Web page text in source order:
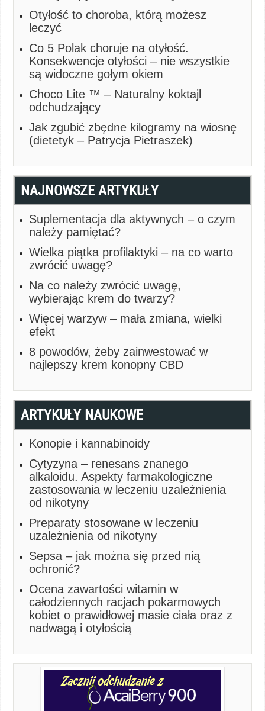
Otyłość to choroba, którą możesz
leczyć
Co 5 Polak choruje na otyłość.
Konsekwencje otyłości – nie wszystkie
są widoczne gołym okiem
Choco Lite ™ – Naturalny koktajl
odchudzający
Jak zgubić zbędne kilogramy na wiosnę
(dietetyk – Patrycja Pietraszek)
NAJNOWSZE ARTYKUŁY
Suplementacja dla aktywnych – o czym
należy pamiętać?
Wielka piątka profilaktyki – na co warto
zwrócić uwagę?
Na co należy zwrócić uwagę,
wybierając krem do twarzy?
Więcej warzyw – mała zmiana, wielki
efekt
8 powodów, żeby zainwestować w
najlepszy krem konopny CBD
ARTYKUŁY NAUKOWE
Konopie i kannabinoidy
Cytyzyna – renesans znanego
alkaloidu. Aspekty farmakologiczne
zastosowania w leczeniu uzależnienia
od nikotyny
Preparaty stosowane w leczeniu
uzależnienia od nikotyny
Sepsa – jak można się przed nią
ochronić?
Ocena zawartości witamin w
całodziennych racjach pokarmowych
kobiet o prawidłowej masie ciała oraz z
nadwagą i otyłością